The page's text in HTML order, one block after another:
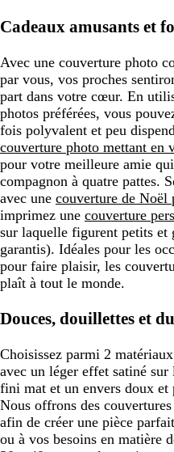
Cadeaux amusants et
Avec une couverture photo
par vous, vos proches
part dans votre cœur. En
photos préférées, vous
fois polyvalent et peu
couverture photo mettant en
pour votre meilleure amie
compagnon à quatre pattes.
avec une couverture de Noël
imprimez une couverture
sur laquelle figurent petits et
garantis). Idéales pour les
pour faire plaisir, les
plaît à tout le monde.
Douces, douillettes et
Choisissez parmi 2
avec un léger effet satiné
fini mat et un envers doux
Nous offrons des
afin de créer une pièce
ou à vos besoins en matière